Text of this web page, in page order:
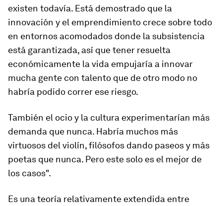
existen todavía. Está demostrado que la
innovación y el emprendimiento crece sobre todo
en entornos acomodados donde la subsistencia
está garantizada, así que tener resuelta
económicamente la vida empujaría a innovar
mucha gente con talento que de otro modo no
habría podido correr ese riesgo.
También el ocio y la cultura experimentarían más
demanda que nunca. Habría muchos más
virtuosos del violín, filósofos dando paseos y más
poetas que nunca. Pero este solo es el mejor de
los casos".
Es una teoría relativamente extendida entre